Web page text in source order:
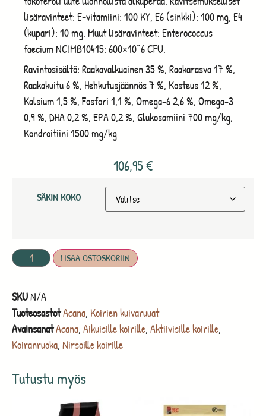
Tutustu myös
lisäravinteet: E-vitamiini: 100 KY, E6 (sinkki): 100 mg, E4
(kupari): 10 mg. Muut lisäravinteet: Enterococcus
faecium NCIMB10415: 600×10^6 CFU.
Ravintosisältö: Raakavalkuainen 35 %, Raakarasva 17 %,
Raakakuitu 6 %, Hehkutusjäännös 7 %, Kosteus 12 %,
Kalsium 1,5 %, Fosfori 1,1 %, Omega-6 2,6 %, Omega-3
0,9 %, DHA 0,2 %, EPA 0,2 %, Glukosamiini 700 mg/kg,
Kondroitiini 1500 mg/kg
106,95€
SÄKIN KOKO
LISÄÄ OSTOSKORIIN
SKUN/A
TuoteosastotAcana, Koirien kuivaruuat
AvainsanatAcana, Aikuisille koirille, Aktiivisille koirille,
Koiranruoka, Nirsoille koirille